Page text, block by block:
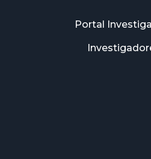
Portal